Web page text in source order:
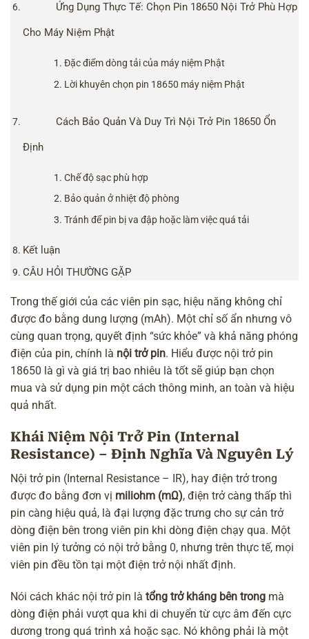
Ứng Dụng Thực Tế: Chọn Pin 18650 Nội Trở Phù Hợp
Cho Máy Niệm Phật
Đặc điểm dòng tải của máy niệm Phật
Lời khuyên chọn pin 18650 máy niệm Phật
Cách Bảo Quản Và Duy Trì Nội Trở Pin 18650 Ổn
Định
Chế độ sạc phù hợp
Bảo quản ở nhiệt độ phòng
Tránh để pin bị va đập hoặc làm việc quá tải
Kết luận
CÂU HỎI THƯỜNG GẶP
Trong thế giới của các viên pin sạc, hiệu năng không chỉ
được đo bằng dung lượng (mAh). Một chỉ số ẩn nhưng vô
cùng quan trọng, quyết định “sức khỏe” và khả năng phóng
điện của pin, chính là nội trở pin. Hiểu được nội trở pin
18650 là gì và giá trị bao nhiêu là tốt sẽ giúp bạn chọn
mua và sử dụng pin một cách thông minh, an toàn và hiệu
quả nhất.
Khái Niệm Nội Trở Pin (Internal
Resistance) – Định Nghĩa Và Nguyên Lý
Nội trở pin (Internal Resistance – IR), hay điện trở trong
được đo bằng đơn vị miliohm (mΩ), điện trở càng thấp thì
pin càng hiệu quả, là đại lượng đặc trưng cho sự cản trở
dòng điện bên trong viên pin khi dòng điện chạy qua. Một
viên pin lý tưởng có nội trở bằng 0, nhưng trên thực tế, mọi
viên pin đều tồn tại một điện trở nội nhất định.
Nói cách khác nội trở pin là tổng trở kháng bên trong mà
dòng điện phải vượt qua khi di chuyển từ cực âm đến cực
dương trong quá trình xả hoặc sạc. Nó không phải là một